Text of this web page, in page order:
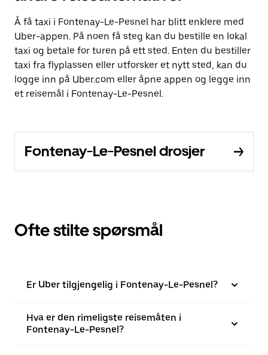
Å få taxi i Fontenay-Le-Pesnel har blitt enklere med
Uber-appen. På noen få steg kan du bestille en lokal
taxi og betale for turen på ett sted. Enten du bestiller
taxi fra flyplassen eller utforsker et nytt sted, kan du
logge inn på Uber.com eller åpne appen og legge inn
et reisemål i Fontenay-Le-Pesnel.
Fontenay-Le-Pesnel drosjer
Ofte stilte spørsmål
Er Uber tilgjengelig i Fontenay-Le-Pesnel?
Hva er den rimeligste reisemåten i
Fontenay-Le-Pesnel?